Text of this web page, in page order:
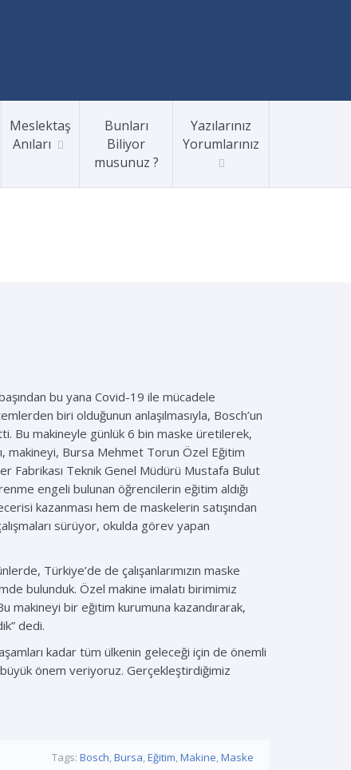
Meslektaş
Anıları
Bunları
Biliyor
musunuz ?
Yazılarınız
Yorumlarınız
bu yana Covid-19 ile mücadele
biri olduğunun anlaşılmasıyla, Bosch’un
Bu makineyle günlük 6 bin maske üretilerek,
makineyi, Bursa Mehmet Torun Özel Eğitim
Fabrikası Teknik Genel Müdürü Mustafa Bulut
engeli bulunan öğrencilerin eğitim aldığı
kazanması hem de maskelerin satışından
sürüyor, okulda görev yapan
Türkiye’de de çalışanlarımızın maske
bulunduk. Özel makine imalatı birimimiz
makineyi bir eğitim kurumuna kazandırarak,
dedi.
kadar tüm ülkenin geleceği için de önemli
önem veriyoruz. Gerçekleştirdiğimiz
Tags: Bosch,Bursa,Eğitim,Makine,Maske